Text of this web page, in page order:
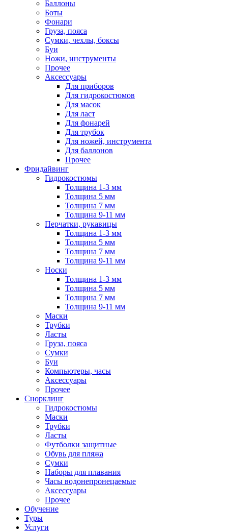
Баллоны
Боты
Фонари
Груза, пояса
Сумки, чехлы, боксы
Буи
Ножи, инструменты
Прочее
Аксессуары
Для приборов
Для гидрокостюмов
Для масок
Для ласт
Для фонарей
Для трубок
Для ножей, инструмента
Для баллонов
Прочее
Фридайвинг
Гидрокостюмы
Толщина 1-3 мм
Толщина 5 мм
Толщина 7 мм
Толщина 9-11 мм
Перчатки, рукавицы
Толщина 1-3 мм
Толщина 5 мм
Толщина 7 мм
Толщина 9-11 мм
Носки
Толщина 1-3 мм
Толщина 5 мм
Толщина 7 мм
Толщина 9-11 мм
Маски
Трубки
Ласты
Груза, пояса
Сумки
Буи
Компьютеры, часы
Аксессуары
Прочее
Снорклинг
Гидрокостюмы
Маски
Трубки
Ласты
Футболки защитные
Обувь для пляжа
Сумки
Наборы для плавания
Часы водонепронецаемые
Аксессуары
Прочее
Обучение
Туры
Услуги